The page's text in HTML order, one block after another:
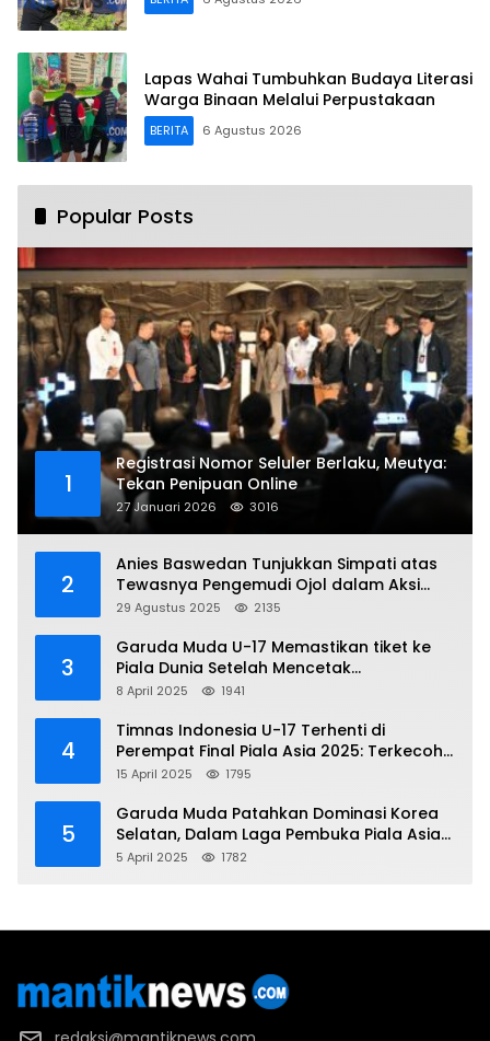
Lapas Wahai Tumbuhkan Budaya Literasi
Warga Binaan Melalui Perpustakaan
BERITA 6 Agustus 2026
Popular Posts
1
Registrasi Nomor Seluler Berlaku, Meutya:
Tekan Penipuan Online
27 Januari 2026 3016
2
Anies Baswedan Tunjukkan Simpati atas
Tewasnya Pengemudi Ojol dalam Aksi
Demo
29 Agustus 2025 2135
3
Garuda Muda U-17 Memastikan tiket ke
Piala Dunia Setelah Mencetak
Kemenangan Gemilang atas Yaman 4-1 di
8 April 2025 1941
4
Timnas Indonesia U-17 Terhenti di
Perempat Final Piala Asia 2025: Terkecoh
Korea Utara
15 April 2025 1795
5
Garuda Muda Patahkan Dominasi Korea
Selatan, Dalam Laga Pembuka Piala Asia
2025 U-17
5 April 2025 1782